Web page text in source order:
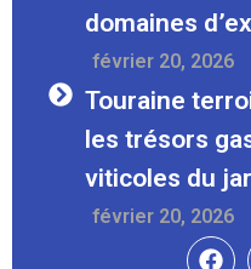
domaines
Février 20, 2026
Touraine
les trésors
viticoles du
Février 20, 2026